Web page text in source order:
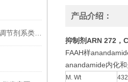
产品介绍：
抑制剂ARN 272，
FAAH样
anandamide内化
M. Wt